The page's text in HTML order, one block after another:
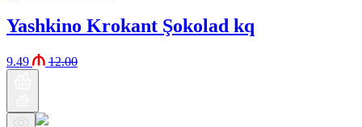
Yashkino Krokant Şokolad kq
9.49 12.00